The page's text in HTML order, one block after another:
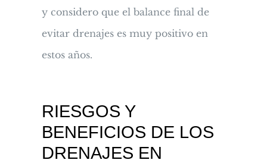
y considero que el balance final de
evitar drenajes es muy positivo en
estos años.
RIESGOS Y
BENEFICIOS DE LOS
DRENAJES EN